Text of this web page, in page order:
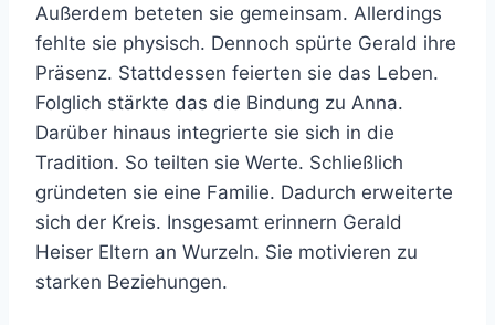
Außerdem beteten sie gemeinsam. Allerdings
fehlte sie physisch. Dennoch spürte Gerald ihre
Präsenz. Stattdessen feierten sie das Leben.
Folglich stärkte das die Bindung zu Anna.
Darüber hinaus integrierte sie sich in die
Tradition. So teilten sie Werte. Schließlich
gründeten sie eine Familie. Dadurch erweiterte
sich der Kreis. Insgesamt erinnern Gerald
Heiser Eltern an Wurzeln. Sie motivieren zu
starken Beziehungen.